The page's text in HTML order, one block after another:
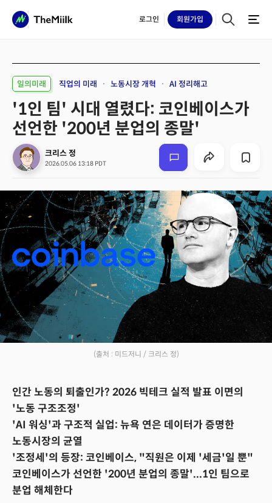
로그인 회원가입
일의미래 직업의 미래 노동시장 개혁 AI 정리해고
'1인 팀' 시대 열렸다: 코인베이스가
선언한 '200년 분업의 종말'
크리스 정
2026.05.06 13:18 PDT
(출처 : 미드저니 / 크리스 정)
인간 노동의 퇴출인가? 2026 빅테크 실적 발표 이면의
'노동 구조조정'
'AI 워싱'과 구조적 실업: 뉴욕 연은 데이터가 증명한
노동시장의 균열
'조정세'의 등장: 코인베이스, "직원은 이제 '세금'일 뿐"
코인베이스가 선언한 '200년 분업의 종말'...1인 팀으로
분업 해체한다